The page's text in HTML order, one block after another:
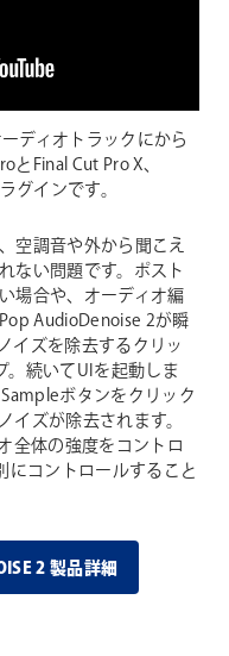
ディオトラックにから
Final Cut Pro X、
グインです。
空調音や外から聞こえ
ない問題です。ポスト
場合や、オーディオ編
AudioDenoise 2が瞬
イズを除去するクリッ
。続いてUIを起動しま
ボタンをクリック
イズが除去されます。
全体の強度をコントロ
コントロールすること
2 製品詳細